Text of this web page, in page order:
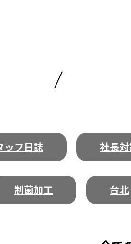
ッフ日誌 社長
制菌加工 台北